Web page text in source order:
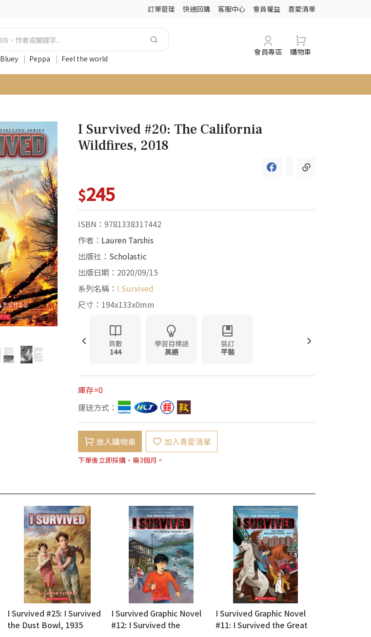
訂單管理 快速回購 客服中心 會員權益 喜愛清單
Bluey | Peppa | Feel the world
會員專區 購物車
I Survived #20: The California
Wildfires, 2018
$245
ISBN：9781338317442
作者： Lauren Tarshis
出版社： Scholastic
出版日期：2020/09/15
系列名稱： I Survived
尺寸：194x133x0mm
頁數
144
學習目標語
英語
裝訂
平裝
庫存=0
運送方式：
放入購物車 加入喜愛清單
下單後立即採購，需3個月。
I Survived #25: I Survived
the Dust Bowl, 1935
I Survived Graphic Novel
#12: I Survived the
I Survived Graphic Novel
#11: I Survived the Great